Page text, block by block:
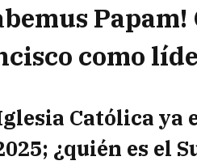
como
Católica ya
¿quién es el